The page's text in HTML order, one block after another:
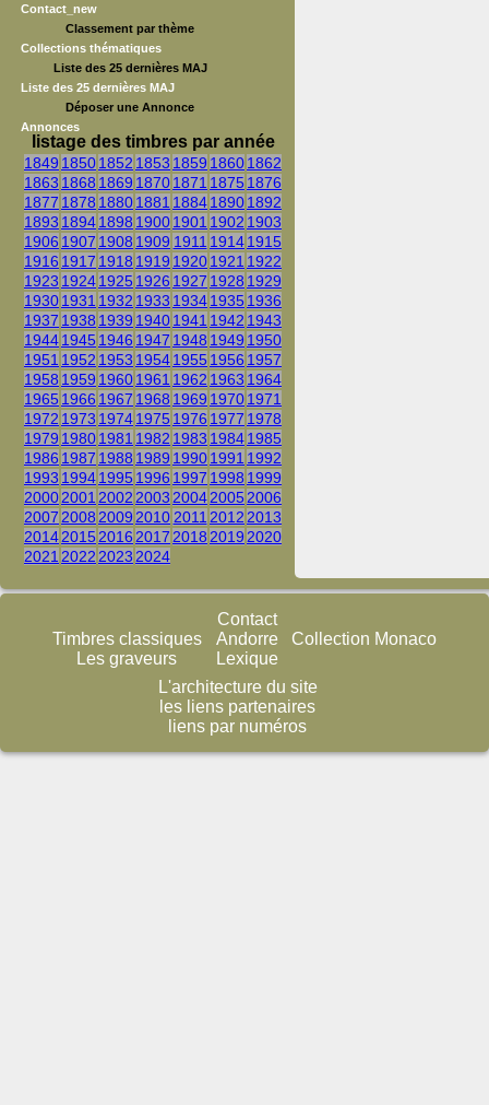
Contact_new
Classement par thème
Collections thématiques
Liste des 25 dernières MAJ
Liste des 25 dernières MAJ
Déposer une Annonce
Annonces
listage des timbres par année
1849 18501852 1853 1859 18601862
1863 1868 1869 18701871 1875 1876
1877 1878 18801881 188418901892
1893 18941898 19001901 1902 1903
1906 1907 1908 1909 1911 19141915
1916 1917 1918 1919 19201921 1922
1923 19241925 1926 1927 1928 1929
19301931 1932 1933 19341935 1936
1937 1938 1939 19401941 1942 1943
19441945 1946 1947 1948 1949 1950
1951 1952 1953 19541955 1956 1957
1958 1959 19601961 1962 1963 1964
1965 1966 1967 1968 1969 19701971
1972 1973 19741975 1976 1977 1978
1979 19801981 1982 1983 19841985
1986 1987 1988 1989 19901991 1992
1993 19941995 1996 1997 1998 1999
20002001 2002 2003 20042005 2006
2007 2008 2009 2010 2011 2012 2013
20142015 2016 2017 2018 2019 2020
2021 2022 2023 2024
Timbres classiques
Les graveurs
Contact
Andorre
Lexique
Collection Monaco
L'architecture du site
les liens partenaires
liens par numéros